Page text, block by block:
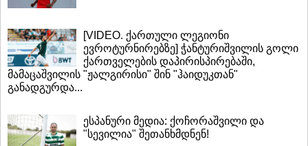
[VIDEO. ქართული ლეგიონი
ევროტურნირებზე] ჭანტურიშვილის გოლი
ქართველების დაპირისპირებაში,
მამაცაშვილის "ჟალგირისი" შინ "ჰაიდუკთან"
განადგურდა...
ესპანური მედია: ქოჩორაშვილი და
"სევილია" შეთანხმდნენ!